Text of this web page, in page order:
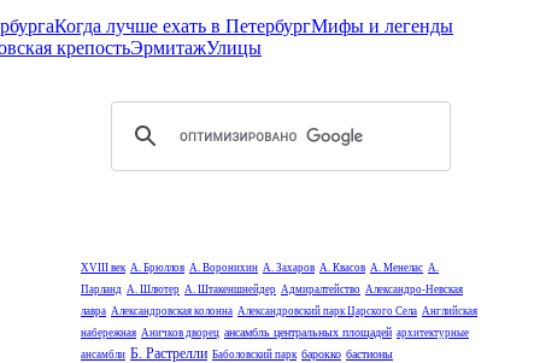
Когда лучше ехать в ПетербургМифы и легенды
крепостьЭрмитажУлицы
XVIII век А. Брюллов А. Воронихин А. Захаров А. Квасов А. Менелас А.
Парланд А. Шлютер А. Штакеншнейдер Адмиралтейство Александро-Невская
лавра Александровская колонна Александровский парк Царского Села Английская
набережная Аничков дворец ансамбль центральных площадей архитектурные
ансамбли Б. Растрелли Баболовский парк барокко бастионы